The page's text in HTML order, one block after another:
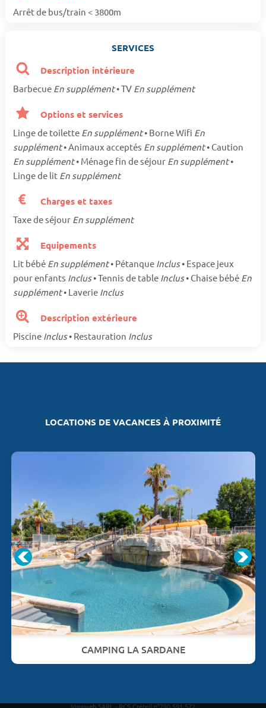
Arrêt de bus/train < 3800m
SERVICES
Description intérieure
Barbecue En supplément• TV En supplément
Options et services
Linge de toilette En supplément• Borne Wifi En
supplément• Animaux acceptés En supplément• Caution
En supplément• Ménage fin de séjour En supplément•
Linge de lit En supplément
Charges et taxes
Taxe de séjour En supplément
Equipements
Lit bébé En supplément• Pétanque Inclus• Espace jeux
pour enfants Inclus• Tennis de table Inclus• Chaise bébé En
supplément• Laverie Inclus
Description extérieure
Piscine Inclus• Restauration Inclus
LOCATIONS DE VACANCES À PROXIMITÉ
CAMPING LA SARDANE
Vivaweb SARL - RCS Créteil n°790 591 572